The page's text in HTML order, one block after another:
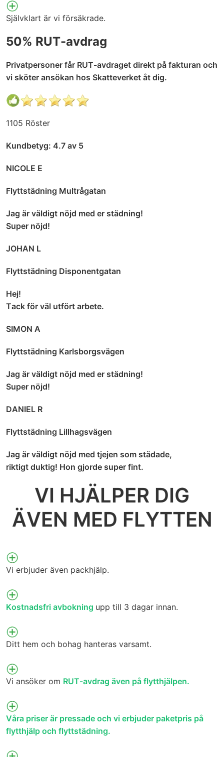
Självklart är vi försäkrade.
50% RUT-avdrag
Privatpersoner får RUT-avdraget direkt på fakturan och
vi sköter ansökan hos Skatteverket åt dig.
1105 Röster
Kundbetyg: 4.7 av 5
NICOLE E
Flyttstädning Multrågatan
Jag är väldigt nöjd med er städning!
Super nöjd!
JOHAN L
Flyttstädning Disponentgatan
Hej!
Tack för väl utfört arbete.
SIMON A
Flyttstädning Karlsborgsvägen
Jag är väldigt nöjd med er städning!
Super nöjd!
DANIEL R
Flyttstädning Lillhagsvägen
Jag är väldigt nöjd med tjejen som städade,
riktigt duktig! Hon gjorde super fint.
VI HJÄLPER DIG
ÄVEN MED FLYTTEN
Vi erbjuder även packhjälp.
Kostnadsfri avbokning upp till 3 dagar innan.
Ditt hem och bohag hanteras varsamt.
Vi ansöker om RUT-avdrag även på flytthjälpen.
Våra priser är pressade och vi erbjuder paketpris på
flytthjälp och flyttstädning.